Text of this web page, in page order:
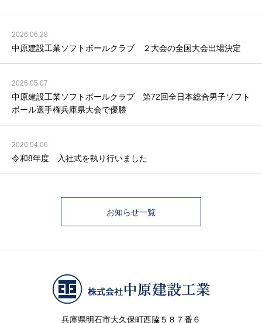
2026.06.28
中原建設工業ソフトボールクラブ ２大会の全国大会出場決定
2026.05.07
中原建設工業ソフトボールクラブ 第72回全日本総合男子ソフト
ボール選手権兵庫県大会で優勝
2026.04.06
令和8年度 入社式を執り行いました
お知らせ一覧
兵庫県明石市大久保町西脇５８７番６